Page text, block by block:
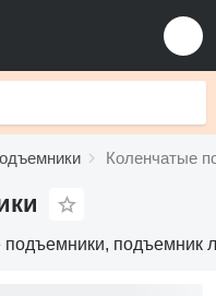
Коленчатые
подъемники, подъемник